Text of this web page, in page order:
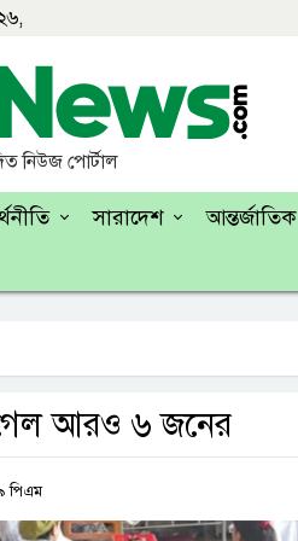
নিউজ পোর্টাল
সারাদেশ আন্তর্জাতিক
গেল আরও ৬ জনের
পিএম